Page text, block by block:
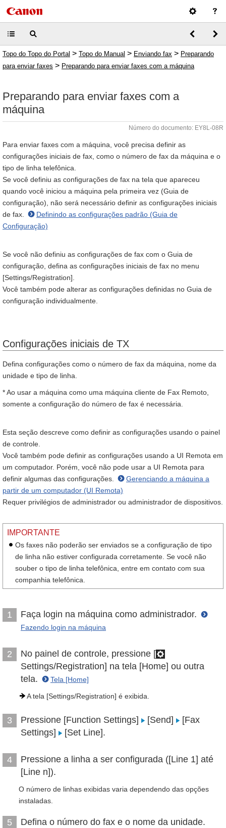
Topo do Topo do Portal > Topo do Manual > Enviando fax > Preparando
para enviar faxes > Preparando para enviar faxes com a máquina
Preparando para enviar faxes com a
máquina
Número do documento: EY8L-08R
Para enviar faxes com a máquina, você precisa definir as
configurações iniciais de fax, como o número de fax da máquina e o
tipo de linha telefônica.
Se você definiu as configurações de fax na tela que apareceu
quando você iniciou a máquina pela primeira vez (Guia de
configuração), não será necessário definir as configurações iniciais
de fax.
Definindo as configurações padrão (Guia de
Configuração)
Se você não definiu as configurações de fax com o Guia de
configuração, defina as configurações iniciais de fax no menu
[Settings/Registration].
Você também pode alterar as configurações definidas no Guia de
configuração individualmente.
Configurações iniciais de TX
Defina configurações como o número de fax da máquina, nome da
unidade e tipo de linha.
* Ao usar a máquina como uma máquina cliente de Fax Remoto,
somente a configuração do número de fax é necessária.
Esta seção descreve como definir as configurações usando o painel
de controle.
Você também pode definir as configurações usando a UI Remota em
um computador. Porém, você não pode usar a UI Remota para
definir algumas das configurações.
Gerenciando a máquina a
partir de um computador (UI Remota)
Requer privilégios de administrador ou administrador de dispositivos.
IMPORTANTE
Os faxes não poderão ser enviados se a configuração de tipo
de linha não estiver configurada corretamente. Se você não
souber o tipo de linha telefônica, entre em contato com sua
companhia telefônica.
1 Faça login na máquina como administrador.
Fazendo login na máquina
2
No painel de controle, pressione [
Settings/Registration] na tela [Home] ou outra
tela.
Tela [Home]
A tela [Settings/Registration] é exibida.
3 Pressione [Function Settings] [Send]
[Fax
Settings]
[Set Line].
4
Pressione a linha a ser configurada ([Line 1] até
[Line n]).
O número de linhas exibidas varia dependendo das opções
instaladas.
5 Defina o número do fax e o nome da unidade.